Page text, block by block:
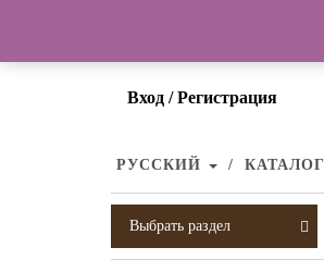
Вход / Регистрация
РУССКИЙ КАТАЛОГ
Выбрать раздел